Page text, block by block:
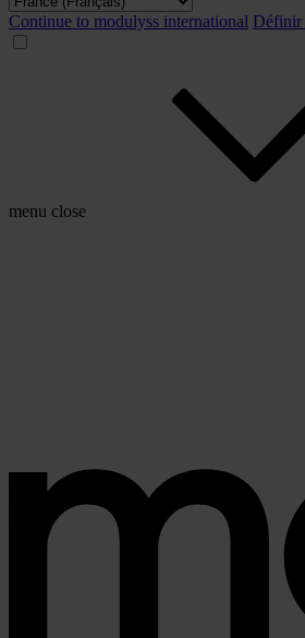
Continue to modulyss international Définir
menu close